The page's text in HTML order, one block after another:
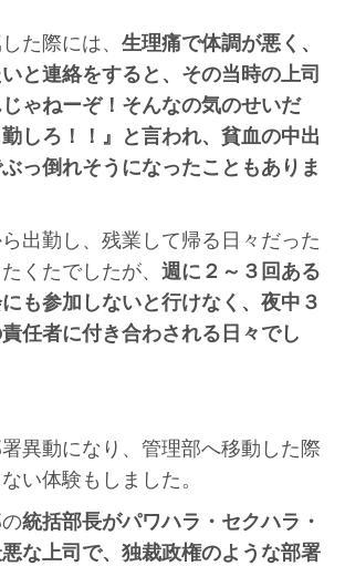
た際には、 生理痛で体調が悪く、
と連絡をすると、その当時の上司
ゃねーぞ！そんなの気のせいだ
しろ！！』と言われ、貧血の中出
っ倒れそうになったこともありま
出勤し、残業して帰る日々だった
くたでしたが、 週に２～３回ある
も参加しないと行けなく、夜中３
任者に付き合わされる日々でし
異動になり、管理部へ移動した際
い体験もしました。
統括部長がパワハラ・セクハラ・
な上司で、独裁政権のような部署